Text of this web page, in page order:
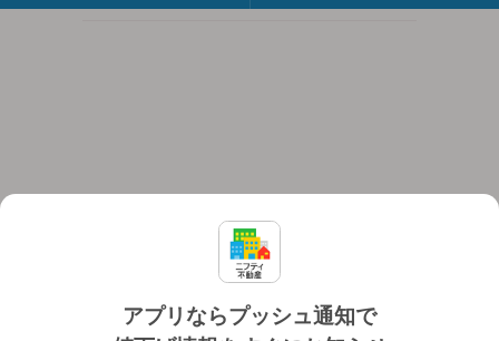
アプリならプッシュ通知で